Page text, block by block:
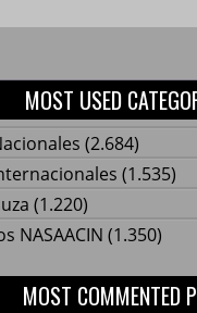
MOST USED
(2.684)
(1.535)
(1.220)
NASAACIN (1.350)
MOST COMMENTED